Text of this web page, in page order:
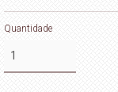
Quantidade